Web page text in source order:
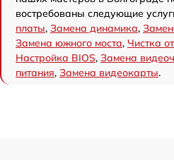
востребованы следующие
платы, Замена динамика,
Замена южного моста, Чистка
Настройка BIOS, Замена
питания, Замена видеокарты.